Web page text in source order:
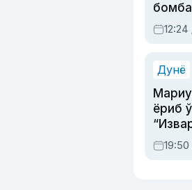
бомба
Дунё
ёриб